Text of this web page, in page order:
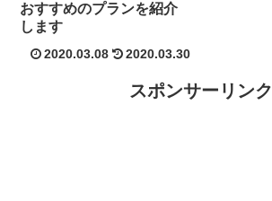
おすすめのプランを紹介
します
2020.03.08 2020.03.30
スポンサーリンク